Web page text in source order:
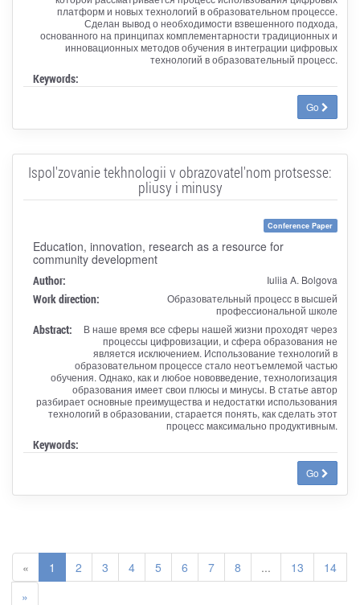
платформ и новых технологий в образовательном процессе.
Сделан вывод о необходимости взвешенного подхода,
основанного на принципах комплементарности традиционных и
инновационных методов обучения в интеграции цифровых
технологий в образовательный процесс.
Keywords:
Go
Ispol'zovanie tekhnologii v obrazovatel'nom protsesse:
pliusy i minusy
Conference Paper
Education, innovation, research as a resource for
community development
Author: Iuliia A. Bolgova
Work direction:
Образовательный процесс в высшей
профессиональной школе
Abstract:
В наше время все сферы нашей жизни проходят через
процессы цифровизации, и сфера образования не
является исключением. Использование технологий в
образовательном процессе стало неотъемлемой частью
обучения. Однако, как и любое нововведение, технологизация
образования имеет свои плюсы и минусы. В статье автор
разбирает основные преимущества и недостатки использования
технологий в образовании, старается понять, как сделать этот
процесс максимально продуктивным.
Keywords:
Go
« 1 2 3 4 5 6 7 8 ... 13
14
»